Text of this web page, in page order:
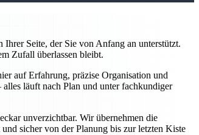
Seite, der Sie von Anfang an unterstützt.
Zufall überlassen bleibt.
auf Erfahrung, präzise Organisation und
läuft nach Plan und unter fachkundiger
unverzichtbar. Wir übernehmen die
sicher von der Planung bis zur letzten Kiste